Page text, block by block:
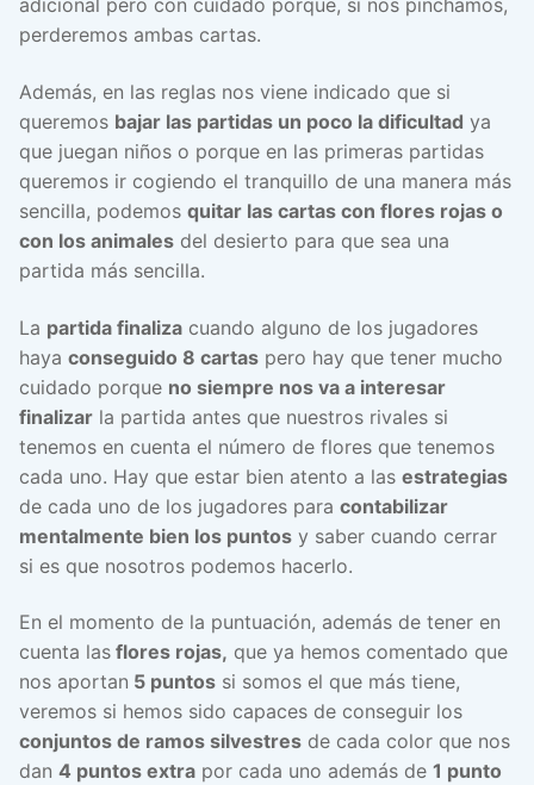
adicional pero con cuidado porque, si nos pinchamos,
perderemos ambas cartas.
Además, en las reglas nos viene indicado que si
queremos bajar las partidas un poco la dificultad ya
que juegan niños o porque en las primeras partidas
queremos ir cogiendo el tranquillo de una manera más
sencilla, podemos quitar las cartas con flores rojas o
con los animales del desierto para que sea una
partida más sencilla.
La partida finaliza cuando alguno de los jugadores
haya conseguido 8 cartas pero hay que tener mucho
cuidado porque no siempre nos va a interesar
finalizar la partida antes que nuestros rivales si
tenemos en cuenta el número de flores que tenemos
cada uno. Hay que estar bien atento a las estrategias
de cada uno de los jugadores para contabilizar
mentalmente bien los puntos y saber cuando cerrar
si es que nosotros podemos hacerlo.
En el momento de la puntuación, además de tener en
cuenta las flores rojas, que ya hemos comentado que
nos aportan 5 puntos si somos el que más tiene,
veremos si hemos sido capaces de conseguir los
conjuntos de ramos silvestres de cada color que nos
dan 4 puntos extra por cada uno además de 1 punto